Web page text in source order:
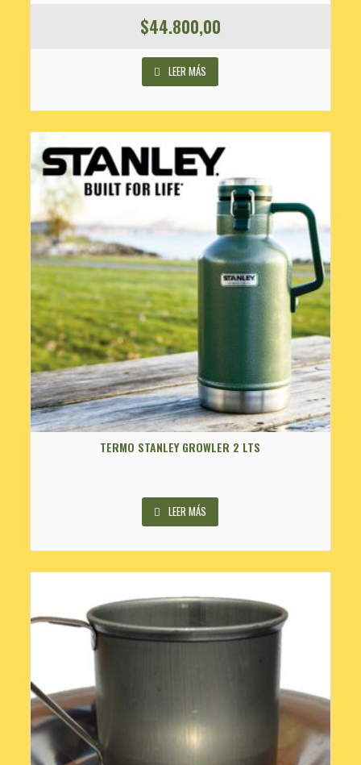
$44.800,00
LEER MÁS
TERMO STANLEY GROWLER 2 LTS
LEER MÁS